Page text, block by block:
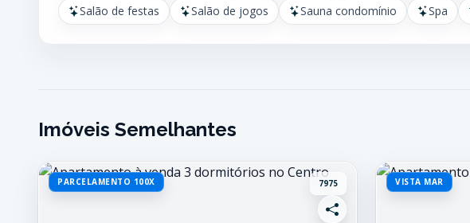
Salão de festas
Salão de jogos Sauna condomínio Spa
Imóveis Semelhantes
PARCELAMENTO 100X 7975 VISTA MAR